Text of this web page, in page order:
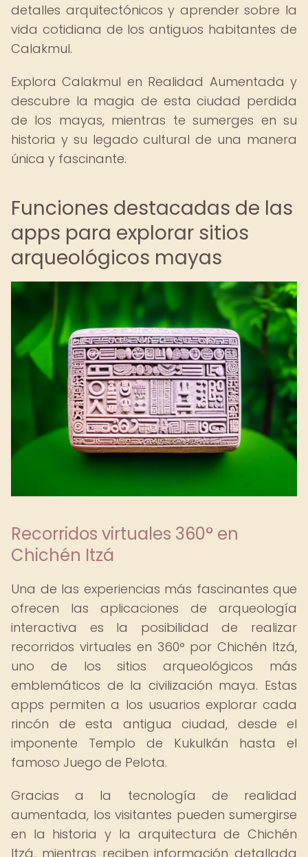
detalles arquitectónicos y aprender sobre la
vida cotidiana de los antiguos habitantes de
Calakmul.
Explora Calakmul en Realidad Aumentada y
descubre la magia de esta ciudad perdida
de los mayas, mientras te sumerges en su
historia y su legado cultural de una manera
única y fascinante.
Funciones destacadas de las
apps para explorar sitios
arqueológicos mayas
Recorridos virtuales 360° en
Chichén Itzá
Una de las experiencias más fascinantes que
ofrecen las aplicaciones de arqueología
interactiva es la posibilidad de realizar
recorridos virtuales en 360° por Chichén Itzá,
uno de los sitios arqueológicos más
emblemáticos de la civilización maya. Estas
apps permiten a los usuarios explorar cada
rincón de esta antigua ciudad, desde el
imponente Templo de Kukulkán hasta el
famoso Juego de Pelota.
Gracias a la tecnología de realidad
aumentada, los visitantes pueden sumergirse
en la historia y la arquitectura de Chichén
Itzá, mientras reciben información detallada